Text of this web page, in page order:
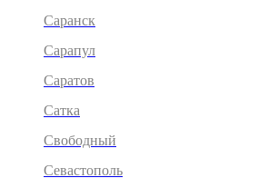
Саранск
Сарапул
Саратов
Сатка
Свободный
Севастополь